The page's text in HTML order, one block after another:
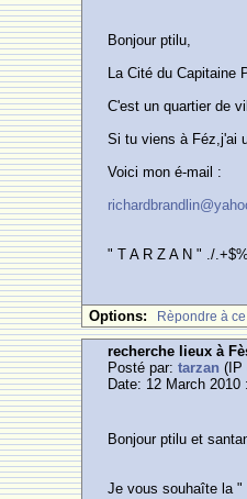
Bonjour ptilu,
La Cité du Capitaine
C'est un quartier de
Si tu viens à Féz,j'ai
Voici mon é-mail :
" T A R Z A N " ./.+$%
Options: Rèpondre à
recherche lieux à
Posté par:tarzan (IP
Date: 12 March 2010
Bonjour ptilu et
Je vous souhaîte la "